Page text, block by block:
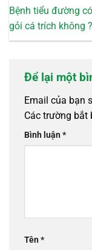
Bệnh tiểu đường
gỏi cá trích không ?
Để lại một
Email của bạn
Các trường bắt
Bình luận*
Tên*